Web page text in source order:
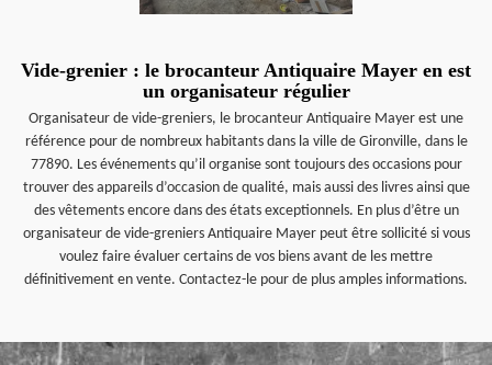
Vide-grenier : le brocanteur Antiquaire Mayer en est
un organisateur régulier
Organisateur de vide-greniers, le brocanteur Antiquaire Mayer est une
référence pour de nombreux habitants dans la ville de Gironville, dans le
77890. Les événements qu’il organise sont toujours des occasions pour
trouver des appareils d’occasion de qualité, mais aussi des livres ainsi que
des vêtements encore dans des états exceptionnels. En plus d’être un
organisateur de vide-greniers Antiquaire Mayer peut être sollicité si vous
voulez faire évaluer certains de vos biens avant de les mettre
définitivement en vente. Contactez-le pour de plus amples informations.